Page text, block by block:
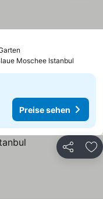
sehen
Moschee Istanbul
Preise sehen
Teilen